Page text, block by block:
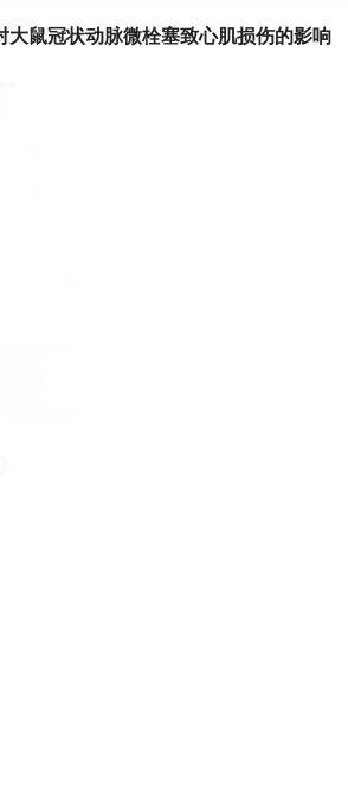
鼠冠状动脉微栓塞致心肌损伤的影响